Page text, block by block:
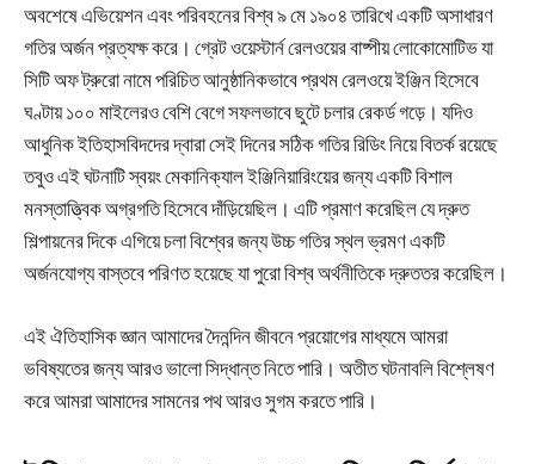
অবশেষে এভিয়েশন এবং পরিবহনের বিশ্ব ৯ মে ১৯০৪ তারিখে একটি অসাধারণ
গতির অর্জন প্রত্যক্ষ করে। গ্রেট ওয়েস্টার্ন রেলওয়ের বাষ্পীয় লোকোমোটিভ যা
সিটি অফ ট্রুরো নামে পরিচিত আনুষ্ঠানিকভাবে প্রথম রেলওয়ে ইঞ্জিন হিসেবে
ঘণ্টায় ১০০ মাইলেরও বেশি বেগে সফলভাবে ছুটে চলার রেকর্ড গড়ে। যদিও
আধুনিক ইতিহাসবিদদের দ্বারা সেই দিনের সঠিক গতির রিডিং নিয়ে বিতর্ক রয়েছে
তবুও এই ঘটনাটি স্বয়ং মেকানিক্যাল ইঞ্জিনিয়ারিংয়ের জন্য একটি বিশাল
মনস্তাত্ত্বিক অগ্রগতি হিসেবে দাঁড়িয়েছিল। এটি প্রমাণ করেছিল যে দ্রুত
শিল্পায়নের দিকে এগিয়ে চলা বিশ্বের জন্য উচ্চ গতির স্থল ভ্রমণ একটি
অর্জনযোগ্য বাস্তবে পরিণত হয়েছে যা পুরো বিশ্ব অর্থনীতিকে দ্রুততর করেছিল।
এই ঐতিহাসিক জ্ঞান আমাদের দৈনন্দিন জীবনে প্রয়োগের মাধ্যমে আমরা
ভবিষ্যতের জন্য আরও ভালো সিদ্ধান্ত নিতে পারি। অতীত ঘটনাবলি বিশ্লেষণ
করে আমরা আমাদের সামনের পথ আরও সুগম করতে পারি।